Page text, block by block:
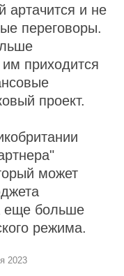
артачится и не
переговоры.
приходится
проект.
может
еще больше
режима.
2023